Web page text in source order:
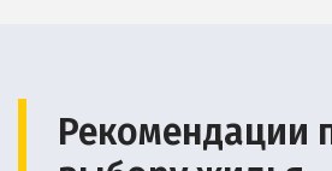
Рекомендации